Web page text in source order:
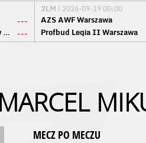
---
Sokół Grupa Avista Ostrów Maz. ---
2LM | 2026-09-19 00:00
AZS AWF Warszawa
Profbud Legia II Warszawa
MARCEL
MECZ PO MECZU